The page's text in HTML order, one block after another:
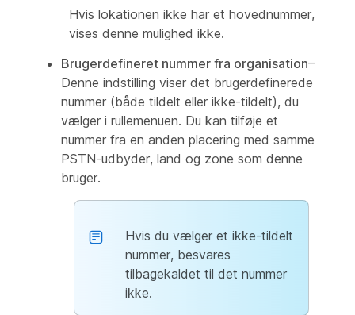
Hvis lokationen ikke har et hovednummer,
vises denne mulighed ikke.
Brugerdefineret nummer fra organisation–
Denne indstilling viser det brugerdefinerede
nummer (både tildelt eller ikke-tildelt), du
vælger i rullemenuen. Du kan tilføje et
nummer fra en anden placering med samme
PSTN-udbyder, land og zone som denne
bruger.
Hvis du vælger et ikke-tildelt
nummer, besvares
tilbagekaldet til det nummer
ikke.